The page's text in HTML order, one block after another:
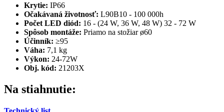
Krytie: IP66
Očakávaná životnosť: L90B10 - 100 000h
Počet LED diód: 16 - (24 W, 36 W, 48 W) 32 - 72 W
Spôsob montáže: Priamo na stožiar ø60
Účinník: ≥95
Váha: 7,1 kg
Výkon: 24-72W
Obj. kód: 21203X
Na stiahnutie: